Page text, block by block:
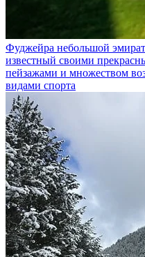
Фуджейра небольшой
известный своими
пейзажами и множеством
видами спорта